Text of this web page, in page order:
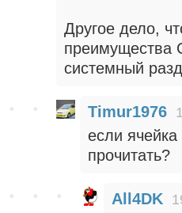
Другое дело,
преимущества
системный
Timur1976
если
прочитать?
All4DK